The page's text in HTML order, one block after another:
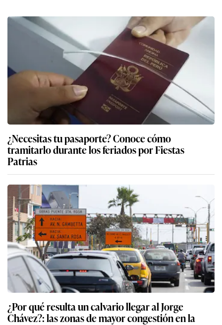
¿Necesitas tu pasaporte? Conoce cómo
tramitarlo durante los feriados por Fiestas
Patrias
¿Por qué resulta un calvario llegar al Jorge
Chávez?: las zonas de mayor congestión en la